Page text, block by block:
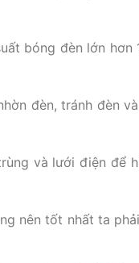
bóng đèn lớn
đèn, tránh đèn
và lưới điện để
nên tốt nhất ta